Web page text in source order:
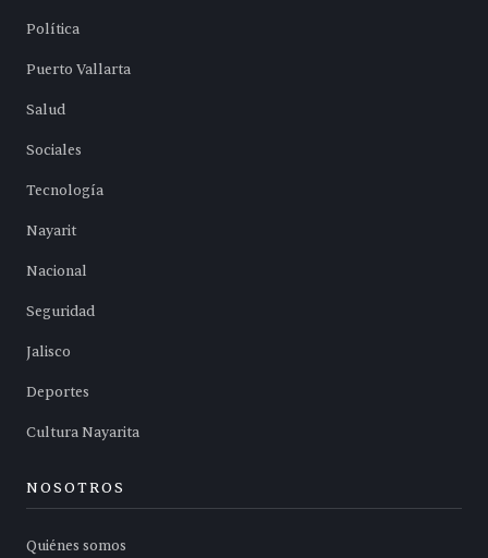
Política
Puerto Vallarta
Salud
Sociales
Tecnología
Nayarit
Nacional
Seguridad
Jalisco
Deportes
Cultura Nayarita
NOSOTROS
Quiénes somos